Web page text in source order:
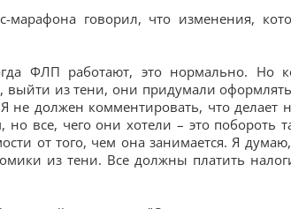
говорил, что изменения,
ФЛП работают, это нормально. Но
выйти из тени, они придумали
должен комментировать, что делает
все, чего они хотели – это побороть
от того, чем она занимается. Я
из тени. Все должны платить